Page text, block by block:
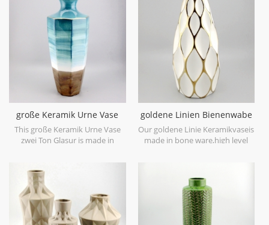
große Keramik Urne Vase
zwei Ton Glasur
This große Keramik Urne Vase
zwei Ton Glasur is made in
material to present two tone
colors,it is hand crafted so the
color is variance,two size
options with 19.7''h and 16.7''h.
goldene Linien Bienenwabe
keramische weiße Vase
Our goldene Linie Keramikvaseis
made in bone ware,high level